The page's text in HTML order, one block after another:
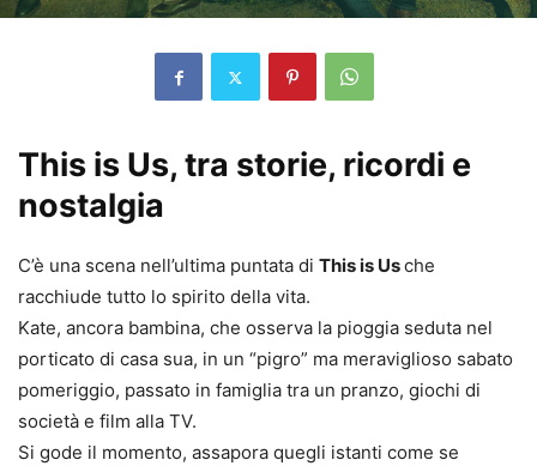
This is Us, tra storie, ricordi e
nostalgia
C’è una scena nell’ultima puntata di This is Usche
racchiude tutto lo spirito della vita.
Kate, ancora bambina, che osserva la pioggia seduta nel
porticato di casa sua, in un “pigro” ma meraviglioso sabato
pomeriggio, passato in famiglia tra un pranzo, giochi di
società e film alla TV.
Si gode il momento, assapora quegli istanti come se